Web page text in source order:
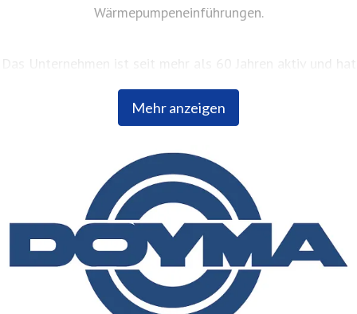
Mehr anzeigen
Wärmepumpeneinführungen.
Das Unternehmen ist seit mehr als 60 Jahren aktiv und hat
sich seither kontinuierlich bei Planern, Fachhändlern und
Bauherren einen hervorragenden Ruf erarbeitet. Innovative
kundenorientiertes Servicedenken sind nur einige der
Leistungen, die den exzellenten Ruf des Unternehmens
begründen.
DOYMA beschäftigt 260 Mitarbeiter in Produktion,
Entwicklung und Vertrieb im Innen- und Außendienst und